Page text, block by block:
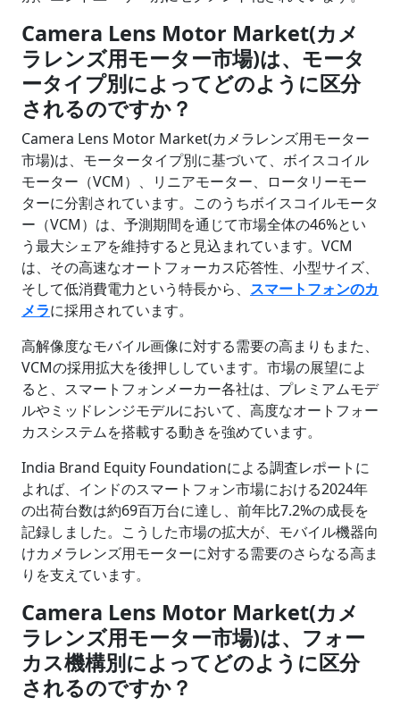
Camera Lens Motor Market(カメ
ラレンズ用モーター市場)は、モータ
ータイプ別によってどのように区分
されるのですか？
Camera Lens Motor Market(カメラレンズ用モーター
市場)は、モータータイプ別に基づいて、ボイスコイル
モーター（VCM）、リニアモーター、ロータリーモー
ターに分割されています。このうちボイスコイルモータ
ー（VCM）は、予測期間を通じて市場全体の46%とい
う最大シェアを維持すると見込まれています。VCM
は、その高速なオートフォーカス応答性、小型サイズ、
そして低消費電力という特長から、 スマートフォンのカ
メラに採用されています。
高解像度なモバイル画像に対する需要の高まりもまた、
VCMの採用拡大を後押ししています。市場の展望によ
ると、スマートフォンメーカー各社は、プレミアムモデ
ルやミッドレンジモデルにおいて、高度なオートフォー
カスシステムを搭載する動きを強めています。
India Brand Equity Foundationによる調査レポートに
よれば、インドのスマートフォン市場における2024年
の出荷台数は約69百万台に達し、前年比7.2%の成長を
記録しました。こうした市場の拡大が、モバイル機器向
けカメラレンズ用モーターに対する需要のさらなる高ま
りを支えています。
Camera Lens Motor Market(カメ
ラレンズ用モーター市場)は、フォー
カス機構別によってどのように区分
されるのですか？